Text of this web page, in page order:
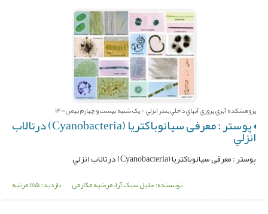
پژوهشکده آبزي پروري آبهاي داخلي بندر انزلي - یک شنبه بیست و چهارم بهمن 1400
پوستر : معرفی سیانوباکتریا (Cyanobacteria) درتالاب ‌انزلي‌
پوستر : معرفی سیانوباکتریا (Cyanobacteria) درتالاب ‌انزلي‌
نویسنده: جلیل سبک آرا، مرضیه مکارمی بازدید: 1115 مرتبه